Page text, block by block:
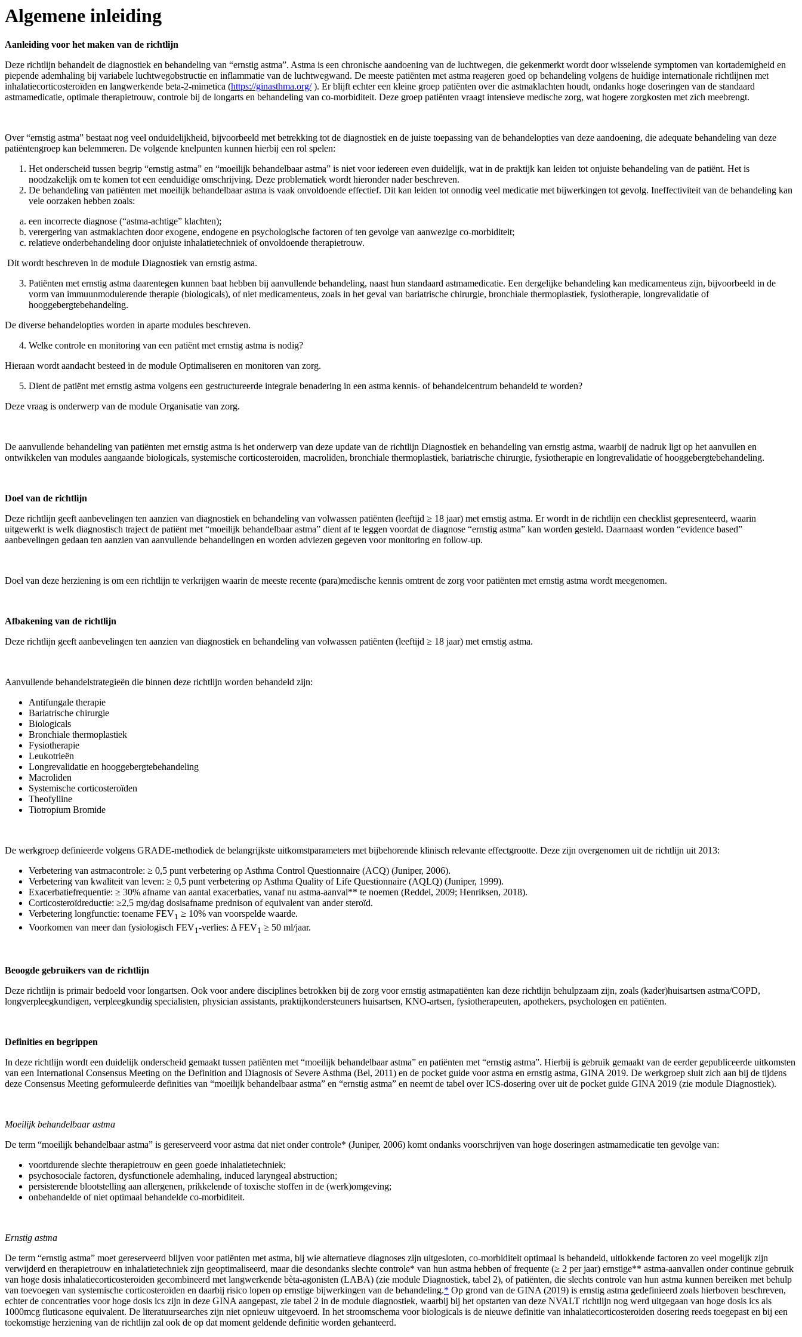
Algemene inleiding
Aanleiding voor het maken van de richtlijn
Deze richtlijn behandelt de diagnostiek en behandeling van “ernstig astma”. Astma is een chronische aandoening van de luchtwegen, die gekenmerkt wordt door wisselende symptomen van kortademigheid en
piepende ademhaling bij variabele luchtwegobstructie en inflammatie van de luchtwegwand. De meeste patiënten met astma reageren goed op behandeling volgens de huidige internationale richtlijnen met
inhalatiecorticosteroïden en langwerkende beta-2-mimetica (https://ginasthma.org/). Er blijft echter een kleine groep patiënten over die astmaklachten houdt, ondanks hoge doseringen van de standaard
astmamedicatie, optimale therapietrouw, controle bij de longarts en behandeling van co-morbiditeit. Deze groep patiënten vraagt intensieve medische zorg, wat hogere zorgkosten met zich meebrengt.
Over “ernstig astma” bestaat nog veel onduidelijkheid, bijvoorbeeld met betrekking tot de diagnostiek en de juiste toepassing van de behandelopties van deze aandoening, die adequate behandeling van deze
patiëntengroep kan belemmeren. De volgende knelpunten kunnen hierbij een rol spelen:
Het onderscheid tussen begrip “ernstig astma” en “moeilijk behandelbaar astma” is niet voor iedereen even duidelijk, wat in de praktijk kan leiden tot onjuiste behandeling van de patiënt. Het is
noodzakelijk om te komen tot een eenduidige omschrijving. Deze problematiek wordt hieronder nader beschreven.
De behandeling van patiënten met moeilijk behandelbaar astma is vaak onvoldoende effectief. Dit kan leiden tot onnodig veel medicatie met bijwerkingen tot gevolg. Ineffectiviteit van de behandeling kan
vele oorzaken hebben zoals:
een incorrecte diagnose (“astma-achtige” klachten);
verergering van astmaklachten door exogene, endogene en psychologische factoren of ten gevolge van aanwezige co-morbiditeit;
relatieve onderbehandeling door onjuiste inhalatietechniek of onvoldoende therapietrouw.
Dit wordt beschreven in de module Diagnostiek van ernstig astma.
Patiënten met ernstig astma daarentegen kunnen baat hebben bij aanvullende behandeling, naast hun standaard astmamedicatie. Een dergelijke behandeling kan medicamenteus zijn, bijvoorbeeld in de
vorm van immuunmodulerende therapie (biologicals), of niet medicamenteus, zoals in het geval van bariatrische chirurgie, bronchiale thermoplastiek, fysiotherapie, longrevalidatie of
hooggebergtebehandeling.
De diverse behandelopties worden in aparte modules beschreven.
Welke controle en monitoring van een patiënt met ernstig astma is nodig?
Hieraan wordt aandacht besteed in de module Optimaliseren en monitoren van zorg.
Dient de patiënt met ernstig astma volgens een gestructureerde integrale benadering in een astma kennis- of behandelcentrum behandeld te worden?
Deze vraag is onderwerp van de module Organisatie van zorg.
De aanvullende behandeling van patiënten met ernstig astma is het onderwerp van deze update van de richtlijn Diagnostiek en behandeling van ernstig astma, waarbij de nadruk ligt op het aanvullen en
ontwikkelen van modules aangaande biologicals, systemische corticosteroiden, macroliden, bronchiale thermoplastiek, bariatrische chirurgie, fysiotherapie en longrevalidatie of hooggebergtebehandeling.
Doel van de richtlijn
Deze richtlijn geeft aanbevelingen ten aanzien van diagnostiek en behandeling van volwassen patiënten (leeftijd ≥ 18 jaar) met ernstig astma. Er wordt in de richtlijn een checklist gepresenteerd, waarin
uitgewerkt is welk diagnostisch traject de patiënt met “moeilijk behandelbaar astma” dient af te leggen voordat de diagnose “ernstig astma” kan worden gesteld. Daarnaast worden “evidence based”
aanbevelingen gedaan ten aanzien van aanvullende behandelingen en worden adviezen gegeven voor monitoring en follow-up.
Doel van deze herziening is om een richtlijn te verkrijgen waarin de meeste recente (para)medische kennis omtrent de zorg voor patiënten met ernstig astma wordt meegenomen.
Afbakening van de richtlijn
Deze richtlijn geeft aanbevelingen ten aanzien van diagnostiek en behandeling van volwassen patiënten (leeftijd ≥ 18 jaar) met ernstig astma.
Aanvullende behandelstrategieën die binnen deze richtlijn worden behandeld zijn:
Antifungale therapie
Bariatrische chirurgie
Biologicals
Bronchiale thermoplastiek
Fysiotherapie
Leukotrieën
Longrevalidatie en hooggebergtebehandeling
Macroliden
Systemische corticosteroïden
Theofylline
Tiotropium Bromide
De werkgroep definieerde volgens GRADE-methodiek de belangrijkste uitkomstparameters met bijbehorende klinisch relevante effectgrootte. Deze zijn overgenomen uit de richtlijn uit 2013:
Verbetering van astmacontrole: ≥ 0,5 punt verbetering op Asthma Control Questionnaire (ACQ) (Juniper, 2006).
Verbetering van kwaliteit van leven: ≥ 0,5 punt verbetering op Asthma Quality of Life Questionnaire (AQLQ) (Juniper, 1999).
Exacerbatiefrequentie: ≥ 30% afname van aantal exacerbaties, vanaf nu astma-aanval** te noemen (Reddel, 2009; Henriksen, 2018).
Corticosteroïdreductie: ≥2,5 mg/dag dosisafname prednison of equivalent van ander steroïd.
Verbetering longfunctie: toename FEV1 ≥ 10% van voorspelde waarde.
Voorkomen van meer dan fysiologisch FEV1 -verlies: Δ FEV1 ≥ 50 ml/jaar.
Beoogde gebruikers van de richtlijn
Deze richtlijn is primair bedoeld voor longartsen. Ook voor andere disciplines betrokken bij de zorg voor ernstig astmapatiënten kan deze richtlijn behulpzaam zijn, zoals (kader)huisartsen astma/COPD,
longverpleegkundigen, verpleegkundig specialisten, physician assistants, praktijkondersteuners huisartsen, KNO-artsen, fysiotherapeuten, apothekers, psychologen en patiënten.
Definities en begrippen
In deze richtlijn wordt een duidelijk onderscheid gemaakt tussen patiënten met “moeilijk behandelbaar astma” en patiënten met “ernstig astma”. Hierbij is gebruik gemaakt van de eerder gepubliceerde uitkomsten
van een International Consensus Meeting on the Definition and Diagnosis of Severe Asthma (Bel, 2011) en de pocket guide voor astma en ernstig astma, GINA 2019. De werkgroep sluit zich aan bij de tijdens
deze Consensus Meeting geformuleerde definities van “moeilijk behandelbaar astma” en “ernstig astma” en neemt de tabel over ICS-dosering over uit de pocket guide GINA 2019 (zie module Diagnostiek).
Moeilijk behandelbaar astma
De term “moeilijk behandelbaar astma” is gereserveerd voor astma dat niet onder controle* (Juniper, 2006) komt ondanks voorschrijven van hoge doseringen astmamedicatie ten gevolge van:
voortdurende slechte therapietrouw en geen goede inhalatietechniek;
psychosociale factoren, dysfunctionele ademhaling, induced laryngeal abstruction;
persisterende blootstelling aan allergenen, prikkelende of toxische stoffen in de (werk)omgeving;
onbehandelde of niet optimaal behandelde co-morbiditeit.
Ernstig astma
De term “ernstig astma” moet gereserveerd blijven voor patiënten met astma, bij wie alternatieve diagnoses zijn uitgesloten, co-morbiditeit optimaal is behandeld, uitlokkende factoren zo veel mogelijk zijn
verwijderd en therapietrouw en inhalatietechniek zijn geoptimaliseerd, maar die desondanks slechte controle* van hun astma hebben of frequente (≥ 2 per jaar) ernstige** astma-aanvallen onder continue gebruik
van hoge dosis inhalatiecorticosteroiden gecombineerd met langwerkende bèta-agonisten (LABA) (zie module Diagnostiek, tabel 2), of patiënten, die slechts controle van hun astma kunnen bereiken met behulp
van toevoegen van systemische corticosteroïden en daarbij risico lopen op ernstige bijwerkingen van de behandeling.* Op grond van de GINA (2019) is ernstig astma gedefinieerd zoals hierboven beschreven,
echter de concentraties voor hoge dosis ics zijn in deze GINA aangepast, zie tabel 2 in de module diagnostiek, waarbij bij het opstarten van deze NVALT richtlijn nog werd uitgegaan van hoge dosis ics als
1000mcg fluticasone equivalent. De literatuursearches zijn niet opnieuw uitgevoerd. In het stroomschema voor biologicals is de nieuwe definitie van inhalatiecorticosteroiden dosering reeds toegepast en bij een
toekomstige herziening van de richtlijn zal ook de op dat moment geldende definitie worden gehanteerd.